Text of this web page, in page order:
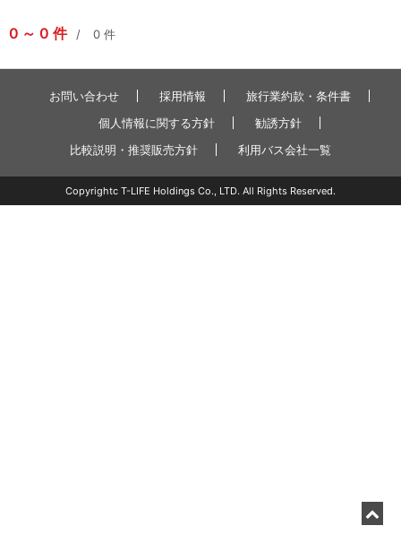
0 0 件 0 件
お問い合わせ 採用情報
旅行業約款・条件書
個人情報に関する方針
勧誘方針
比較説明・推奨販売方針
利用バス会社一覧
Copyrightc T-LIFE Holdings Co., LTD. All Rights Reserved.